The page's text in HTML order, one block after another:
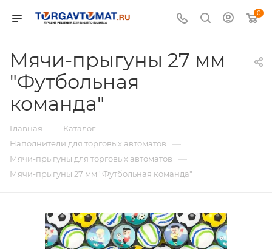
0
Мячи-прыгуны 27 мм
"Футбольная
команда"
Главная — Каталог —
Наполнители для торговых автоматов —
Мячи-прыгуны для торговых автоматов —
Мячи-прыгуны 27 мм "Футбольная команда"